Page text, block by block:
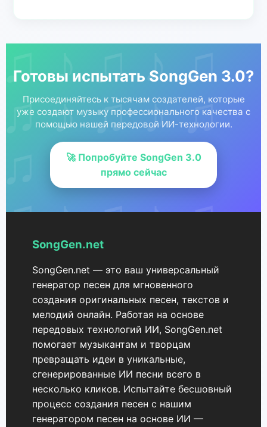
Готовы испытать SongGen 3.0?
Присоединяйтесь к тысячам создателей, которые
уже создают музыку профессионального качества с
помощью нашей передовой ИИ-технологии.
🚀 Попробуйте SongGen 3.0
прямо сейчас
SongGen.net
SongGen.net — это ваш универсальный
генератор песен для мгновенного
создания оригинальных песен, текстов и
мелодий онлайн. Работая на основе
передовых технологий ИИ, SongGen.net
помогает музыкантам и творцам
превращать идеи в уникальные,
сгенерированные ИИ песни всего в
несколько кликов. Испытайте бесшовный
процесс создания песен с нашим
генератором песен на основе ИИ —